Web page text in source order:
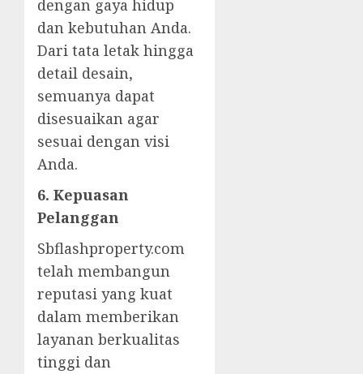
dengan gaya hidup
dan kebutuhan Anda.
Dari tata letak hingga
detail desain,
semuanya dapat
disesuaikan agar
sesuai dengan visi
Anda.
6. Kepuasan
Pelanggan
Sbflashproperty.com
telah membangun
reputasi yang kuat
dalam memberikan
layanan berkualitas
tinggi dan